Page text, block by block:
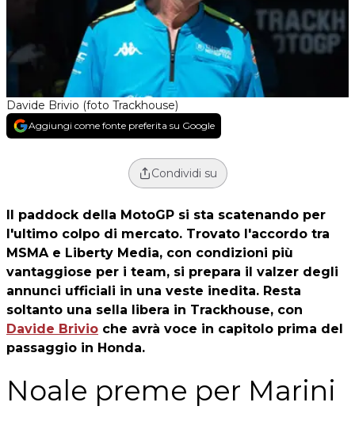
Davide Brivio (foto Trackhouse)
Aggiungi come fonte preferita su Google
Condividi su
Il paddock della MotoGP si sta scatenando per
l'ultimo colpo di mercato. Trovato l'accordo tra
MSMA e Liberty Media, con condizioni più
vantaggiose per i team, si prepara il valzer degli
annunci ufficiali in una veste inedita. Resta
soltanto una sella libera in Trackhouse, con
Davide Brivio che avrà voce in capitolo prima del
passaggio in Honda.
Noale preme per Marini